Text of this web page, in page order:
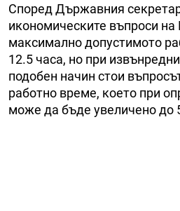
Според Държавния
икономическите въпроси
максимално допустимото
12.5 часа, но при
подобен начин стои
работно време, което при
може да бъде увеличено до